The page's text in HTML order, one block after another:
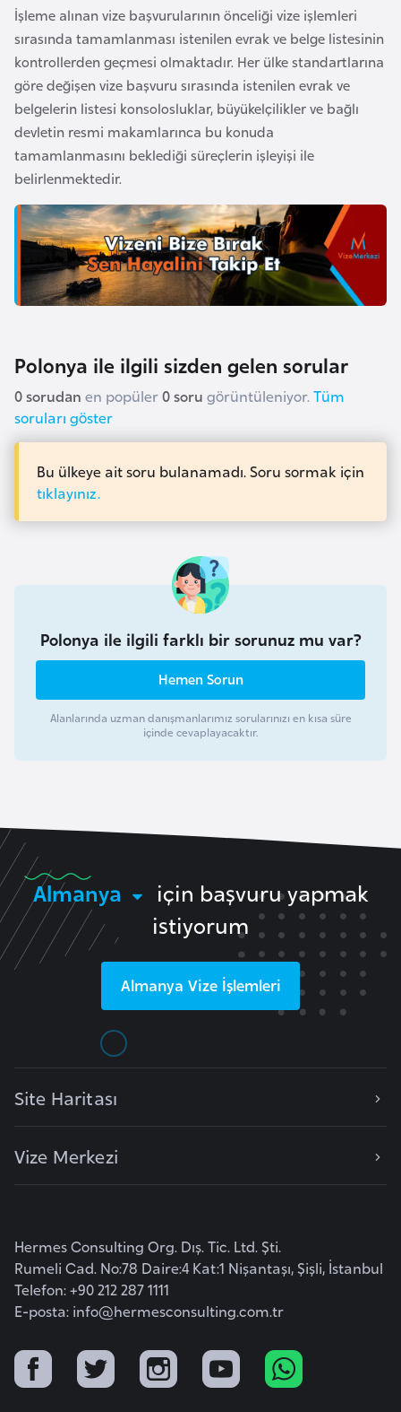
İşleme alınan vize başvurularının önceliği vize işlemleri
sırasında tamamlanması istenilen evrak ve belge listesinin
kontrollerden geçmesi olmaktadır. Her ülke standartlarına
göre değişen vize başvuru sırasında istenilen evrak ve
belgelerin listesi konsolosluklar, büyükelçilikler ve bağlı
devletin resmi makamlarınca bu konuda
tamamlanmasını beklediği süreçlerin işleyişi ile
belirlenmektedir.
Polonya ile ilgili sizden gelen sorular
0 sorudan en popüler0 soru görüntüleniyor. Tüm
soruları göster
Bu ülkeye ait soru bulanamadı. Soru sormak için
tıklayınız.
Polonya ile ilgili farklı bir sorunuz mu var?
Hemen Sorun
Alanlarında uzman danışmanlarımız sorularınızı en kısa süre
içinde cevaplayacaktır.
Almanya
için başvuru yapmak
istiyorum
Almanya Vize İşlemleri
Site Haritası
Vize Merkezi
Hermes Consulting Org. Dış. Tic. Ltd. Şti.
Rumeli Cad. No:78 Daire:4 Kat:1 Nişantaşı, Şişli, İstanbul
Telefon: +90 212 287 1111
E-posta: info@hermesconsulting.com.tr
l
a
d
e
ş
B
e
l
a
u
s
e
l
ç
i
a
e
s
e
r
t
B
u
r
i
n